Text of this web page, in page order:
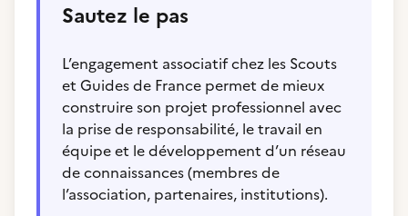
Sautez le pas
L’engagement associatif chez les Scouts
et Guides de France permet de mieux
construire son projet professionnel avec
la prise de responsabilité, le travail en
équipe et le développement d’un réseau
de connaissances (membres de
l’association, partenaires, institutions).